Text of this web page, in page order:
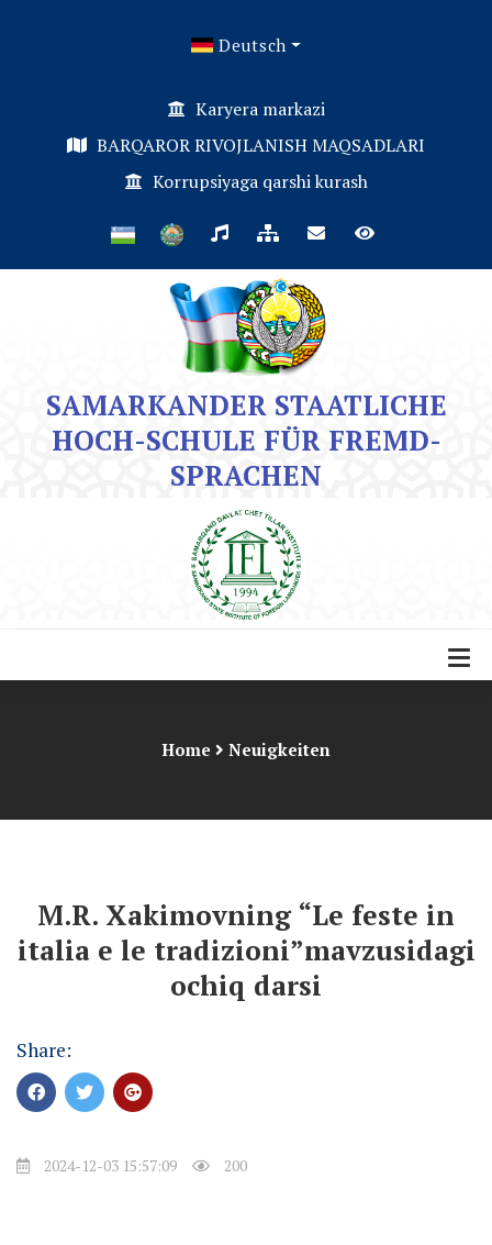
Deutsch
Karyera markazi
BARQAROR RIVOJLANISH MAQSADLARI
Korrupsiyaga qarshi kurash
SAMARKANDER STAATLICHE
HOCH-SCHULE FÜR FREMD-
SPRACHEN
Home Neuigkeiten
M.R. Xakimovning “Le feste in
italia e le tradizioni”mavzusidagi
ochiq darsi
Share:
2024-12-03 15:57:09 200